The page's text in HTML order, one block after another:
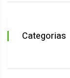
Categorias